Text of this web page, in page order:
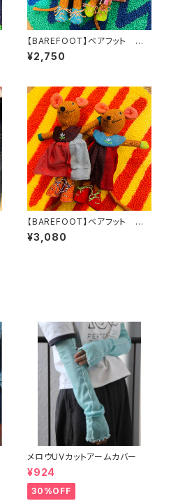
【BAREFOOT】ベアフット ぬ
いぐるみ ネズミ 女の子S
¥2,750
【BAREFOOT】ベアフット ぬ
いぐるみ ネズミ 女の子M
¥3,080
メロウUVカットアームカバー
¥924
30%OFF